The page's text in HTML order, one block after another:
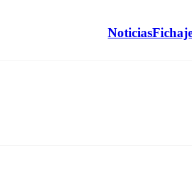
Noticias